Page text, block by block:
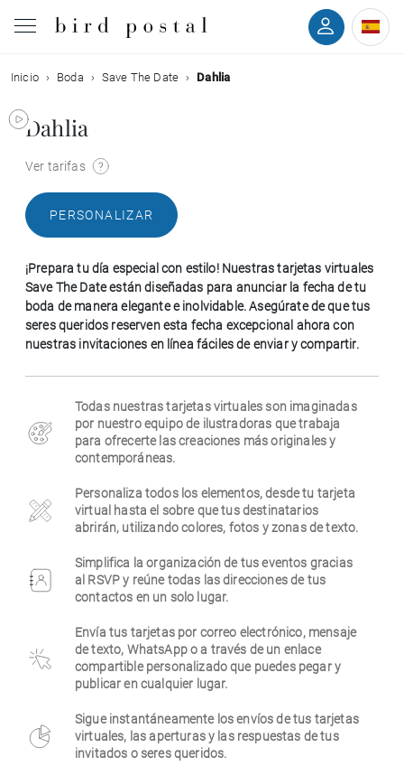
Boda
Nacimiento
Comunión
Condolencias
Cumpleaños
Empresa
Inicio Boda Save The Date Dahlia
Dahlia
Ver tarifas
PERSONALIZAR
¡Prepara tu día especial con estilo! Nuestras tarjetas virtuales
Save The Date están diseñadas para anunciar la fecha de tu
boda de manera elegante e inolvidable. Asegúrate de que tus
seres queridos reserven esta fecha excepcional ahora con
nuestras invitaciones en línea fáciles de enviar y compartir.
Todas nuestras tarjetas virtuales son imaginadas
por nuestro equipo de ilustradoras que trabaja
para ofrecerte las creaciones más originales y
contemporáneas.
Personaliza todos los elementos, desde tu tarjeta
virtual hasta el sobre que tus destinatarios
abrirán, utilizando colores, fotos y zonas de texto.
Simplifica la organización de tus eventos gracias
al RSVP y reúne todas las direcciones de tus
contactos en un solo lugar.
Envía tus tarjetas por correo electrónico, mensaje
de texto, WhatsApp o a través de un enlace
compartible personalizado que puedes pegar y
publicar en cualquier lugar.
Sigue instantáneamente los envíos de tus tarjetas
virtuales, las aperturas y las respuestas de tus
invitados o seres queridos.